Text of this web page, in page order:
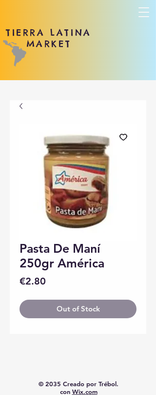
TIERRA LATINA
MARKET
Pasta De Maní
250gr América
€2.80
Out of Stock
© 2035 Creado por Trébol.
con Wix.com